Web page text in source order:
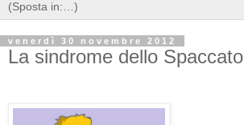
venerdì 30 novembre 2012
La sindrome dello Spaccato